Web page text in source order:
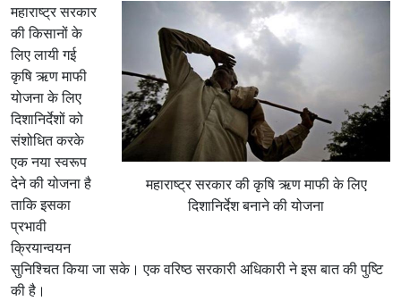
महाराष्ट्र सरकार की कृषि ऋण माफी के लिए
दिशानिर्देश बनाने की योजना
महाराष्ट्र सरकार
की किसानों के
लिए लायी गई
कृषि ऋण माफी
योजना के लिए
दिशानिर्देशों को
संशोधित करके
एक नया स्वरूप
देने की योजना है
ताकि इसका
प्रभावी
क्रियान्वयन
सुनिश्चित किया जा सके। एक वरिष्ठ सरकारी अधिकारी ने इस बात की पुष्टि
की है।